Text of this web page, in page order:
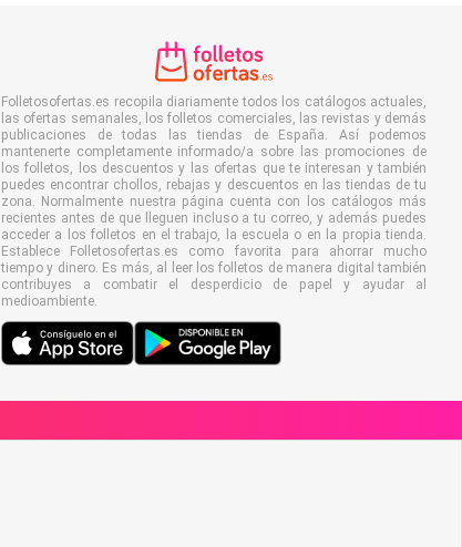
Folletosofertas.es recopila diariamente todos los catálogos actuales,
las ofertas semanales, los folletos comerciales, las revistas y demás
publicaciones de todas las tiendas de España. Así podemos
mantenerte completamente informado/a sobre las promociones de
los folletos, los descuentos y las ofertas que te interesan y también
puedes encontrar chollos, rebajas y descuentos en las tiendas de tu
zona. Normalmente nuestra página cuenta con los catálogos más
recientes antes de que lleguen incluso a tu correo, y además puedes
acceder a los folletos en el trabajo, la escuela o en la propia tienda.
Establece Folletosofertas.es como favorita para ahorrar mucho
tiempo y dinero. Es más, al leer los folletos de manera digital también
contribuyes a combatir el desperdicio de papel y ayudar al
medioambiente.